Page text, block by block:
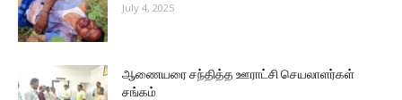
July 4, 2025
ஆணையரை சந்தித்த ஊராட்சி செயலாளர்கள்
சங்கம்